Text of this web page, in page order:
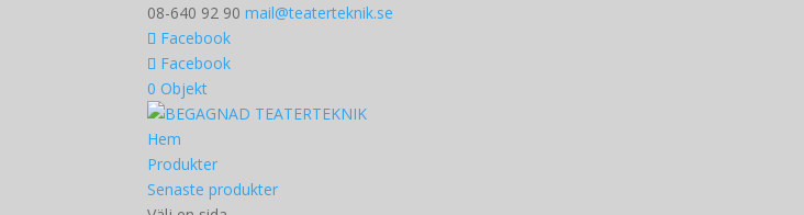
08-640 92 90 mail@teaterteknik.se
Facebook
Facebook
0 Objekt
Hem
Produkter
Senaste produkter